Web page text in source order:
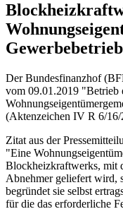
Der Bundesfinanzhof
vom 09.01.2019 "Betrieb
(Aktenzeichen IV R 6/16/
Zitat aus der
"Eine
Blockheizkraftwerks, mit
Abnehmer geliefert wird,
begründet sie selbst
für die das erforderliche